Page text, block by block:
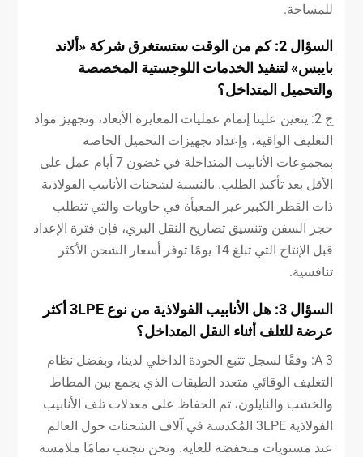
للمساحة.
السؤال 2: كم من الوقت ستستغرق شركة «ألاند
بايبس» لتنفيذ الخدمات اللوجستية المخصصة
والتحميل المتداخل؟
ج 2: يتعين علينا إتمام عمليات المعايرة الأبعاد، وتجهيز مواد
التغليف الواقية، وإعداد تجهيزات التحميل الخاصة
بمجموعات الأنابيب المتداخلة في غضون 7 أيام عمل على
الأقل بعد تأكيد الطلب. بالنسبة لشحنات الأنابيب الفولاذية
ذات القطر الكبير غير المعبأة في حاويات والتي تتطلب
حجز السفن وتنسيق تصاريح النقل البري، فإن فترة الإعداد
قبل الإنتاج التي تبلغ 14 يومًا توفر أسعار الشحن الأكثر
تنافسية.
السؤال 3: هل الأنابيب الفولاذية من نوع 3LPE أكثر
عرضة للتلف أثناء النقل المتداخل؟
A 3: وفقًا لسجل تتبع الجودة الداخلي لدينا، وبفضل نظام
التغليف الوقائي متعدد الطبقات الذي يجمع بين المطاط
والخشب والنايلون، تم الحفاظ على معدلات تلف الأنابيب
الفولاذية 3LPE المُكدسة في آلاف الشحنات حول العالم
عند مستويات منخفضة للغاية. ونحن نتجنب تمامًا ملامسة